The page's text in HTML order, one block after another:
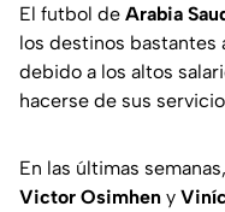
El futbol de Arabia
los destinos bastantes
debido a los altos
hacerse de sus
En las últimas
Victor Osimhen y